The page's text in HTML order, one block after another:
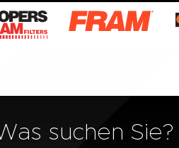
suchen Sie?